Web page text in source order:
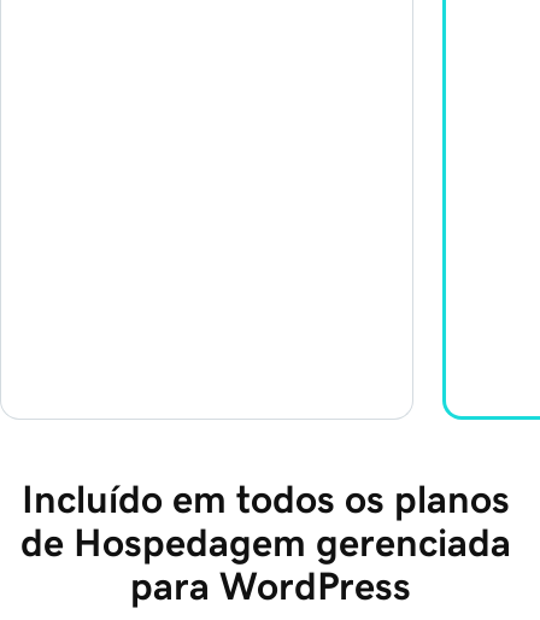
Incluído em todos os planos
de Hospedagem gerenciada
para WordPress